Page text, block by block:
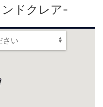
ドクレア-
さい